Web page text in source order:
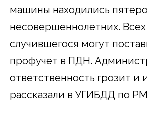
машины находились пятеро
несовершеннолетних. Всех
случившегося могут
профучет в ПДН.
ответственность грозит и
рассказали в УГИБДД по